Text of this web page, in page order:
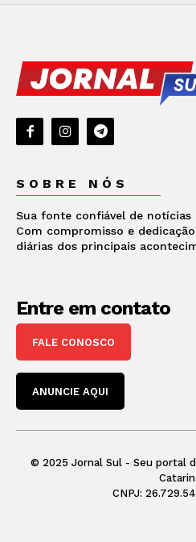
SOBRE NÓS
Sua fonte confiável de notícias
Com compromisso e
diárias dos principais
Entre em contato
FALE CONOSCO
ANUNCIE AQUI
© 2025 Jornal Sul - Seu portal
CNPJ: